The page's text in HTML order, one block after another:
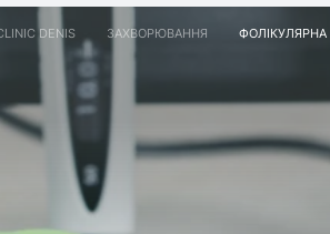
DENIS ЗАХВОРЮВАННЯ